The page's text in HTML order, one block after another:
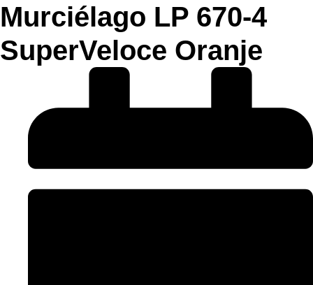
Murciélago LP 670-4
SuperVeloce Oranje